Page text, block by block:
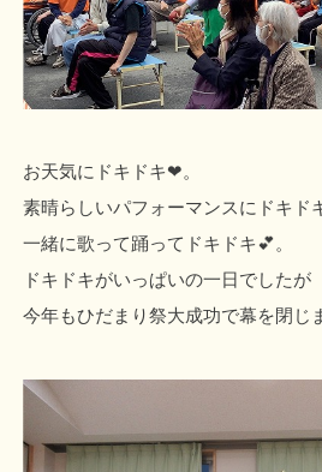
お天気にドキドキ❤。
素晴らしいパフォーマンスにドキド
一緒に歌って踊ってドキドキ💕。
ドキドキがいっぱいの一日でしたが
今年もひだまり祭大成功で幕を閉じ